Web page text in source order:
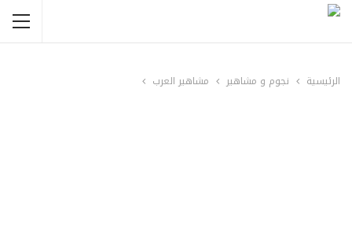
الرئيسية نجوم و مشاهير مشاهير العرب